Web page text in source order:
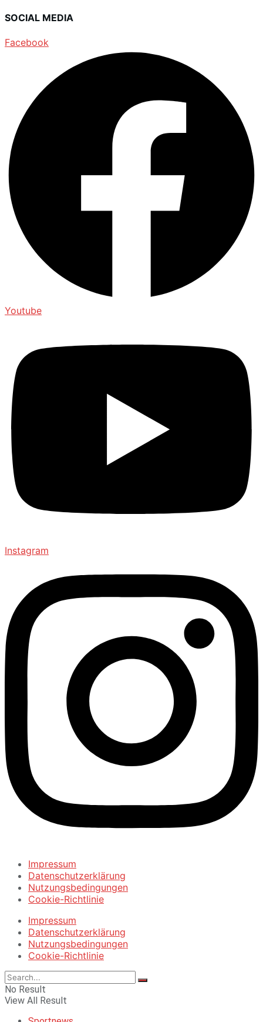
SOCIAL MEDIA
Facebook
Youtube
Instagram
Impressum
Datenschutzerklärung
Nutzungsbedingungen
Cookie-Richtlinie
Impressum
Datenschutzerklärung
Nutzungsbedingungen
Cookie-Richtlinie
No Result
View All Result